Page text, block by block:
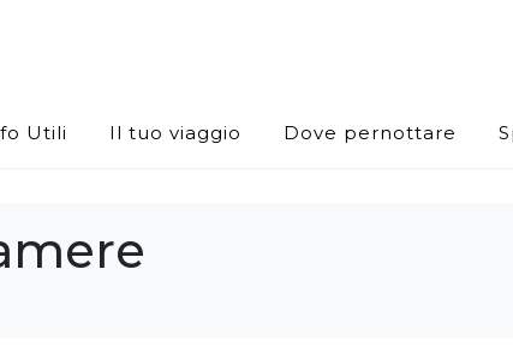
Utili Il tuo viaggio Dove pernottare